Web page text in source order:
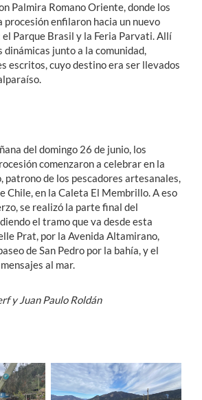
Palmira Romano Oriente, donde los
enfilaron hacia un nuevo
el Parque Brasil y la Feria Parvati. Allí
junto a la comunidad,
escritos, cuyo destino era ser llevados
del domingo 26 de junio, los
comenzaron a celebrar en la
patrono de los pescadores artesanales,
Chile, en la Caleta El Membrillo. A eso
se realizó la parte final del
el tramo que va desde esta
Prat, por la Avenida Altamirano,
de San Pedro por la bahía, y el
al mar.
y Juan Paulo Roldán